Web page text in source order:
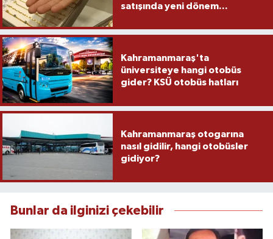
satışında yeni dönem...
Kahramanmaraş'ta
üniversiteye hangi otobüs
gider? KSÜ otobüs hatları
Kahramanmaraş otogarına
nasıl gidilir, hangi otobüsler
gidiyor?
Bunlar da ilginizi çekebilir